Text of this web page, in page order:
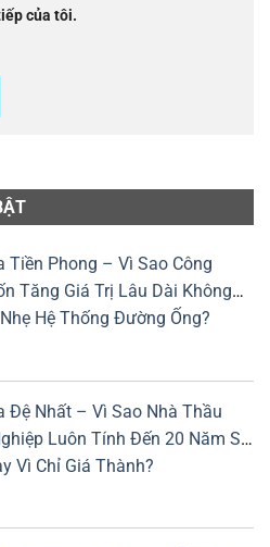
của tôi.
Tiền Phong – Vì Sao Công
Tăng Giá Trị Lâu Dài Không
Hệ Thống Đường Ống?
Đệ Nhất – Vì Sao Nhà Thầu
Luôn Tính Đến 20 Năm Sử
Vì Chỉ Giá Thành?